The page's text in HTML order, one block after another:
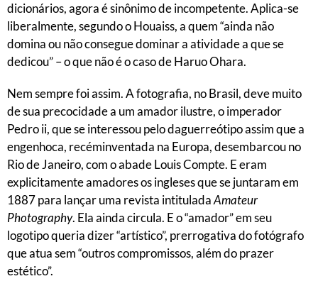
dicionários, agora é sinônimo de incompetente. Aplica-se
liberalmente, segundo o Houaiss, a quem “ainda não
domina ou não consegue dominar a atividade a que se
dedicou” – o que não é o caso de Haruo Ohara.
Nem sempre foi assim. A fotografia, no Brasil, deve muito
de sua precocidade a um amador ilustre, o imperador
Pedro ii, que se interessou pelo daguerreótipo assim que a
engenhoca, recéminventada na Europa, desembarcou no
Rio de Janeiro, com o abade Louis Compte. E eram
explicitamente amadores os ingleses que se juntaram em
1887 para lançar uma revista intituladaAmateur
Photography. Ela ainda circula. E o “amador” em seu
logotipo queria dizer “artístico”, prerrogativa do fotógrafo
que atua sem “outros compromissos, além do prazer
estético”.